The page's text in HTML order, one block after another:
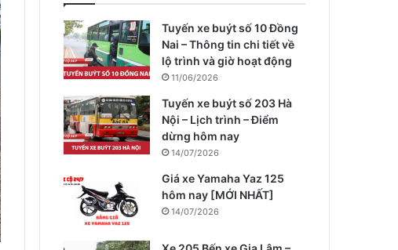
Tuyến xe buýt số 10 Đồng
Nai – Thông tin chi tiết về
lộ trình và giờ hoạt động
11/06/2026
Tuyến xe buýt số 203 Hà
Nội – Lịch trình – Điểm
dừng hôm nay
14/07/2026
Giá xe Yamaha Yaz 125
hôm nay [MỚI NHẤT]
14/07/2026